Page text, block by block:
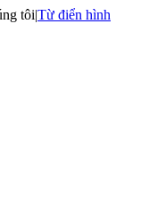
tôi|Từ điển hình